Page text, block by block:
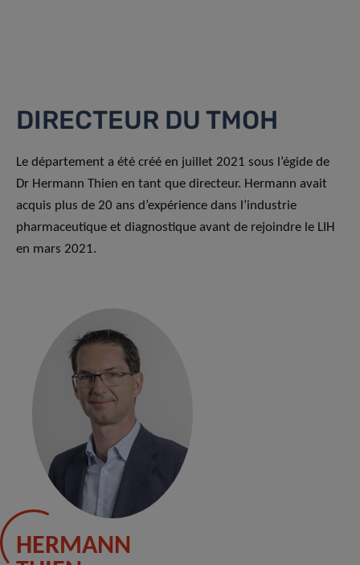
DIRECTEUR DU TMOH
Le département a été créé en juillet 2021 sous l’égide de
Dr Hermann Thien en tant que directeur. Hermann avait
acquis plus de 20 ans d’expérience dans l’industrie
pharmaceutique et diagnostique avant de rejoindre le LIH
en mars 2021.
HERMANN